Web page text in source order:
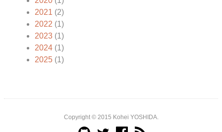
2021 (2)
2022 (1)
2023(1)
2024(1)
2025(1)
Copyright © 2015 Kohei YOSHIDA.